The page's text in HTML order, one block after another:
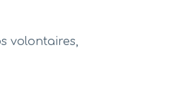
volontaires,